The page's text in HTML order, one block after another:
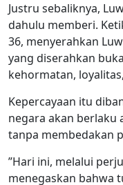
Justru sebaliknya,
dahulu memberi.
36, menyerahkan
yang diserahkan
kehormatan,
Kepercayaan itu
negara akan berlaku
tanpa membedakan
”Hari ini, melalui
menegaskan bahwa